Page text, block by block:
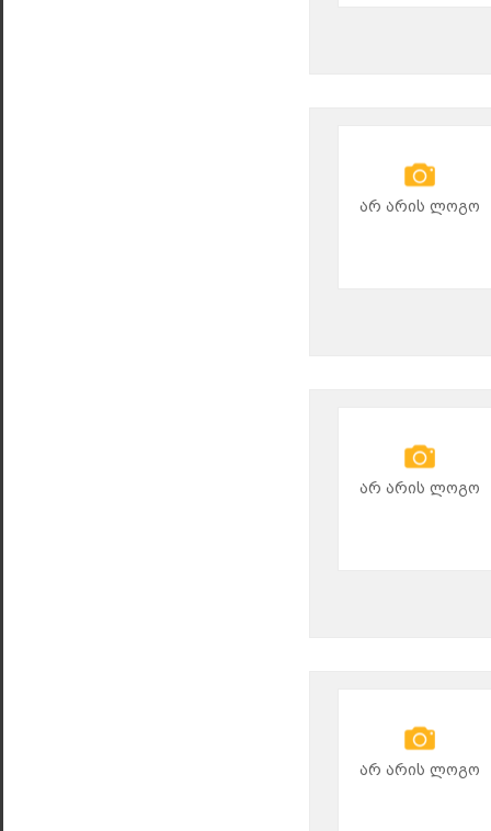
არ არის ლოგო
არ არის ლოგო
არ არის ლოგო